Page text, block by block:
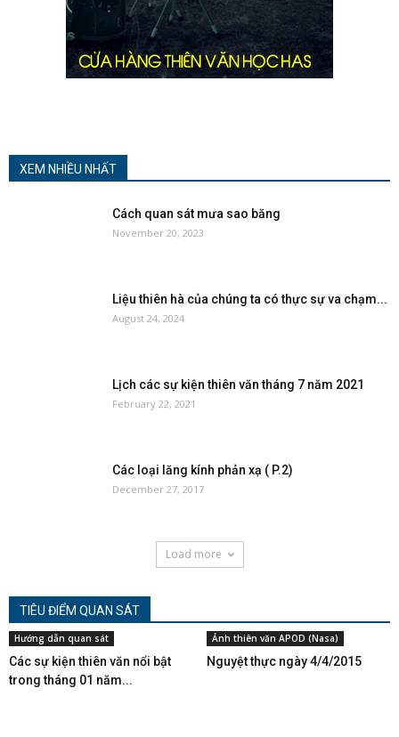
XEM NHIỀU NHẤT
Cách quan sát mưa sao băng
November 20, 2023
Liệu thiên hà của chúng ta có thực sự va chạm...
August 24, 2024
Lịch các sự kiện thiên văn tháng 7 năm 2021
February 22, 2021
Các loại lăng kính phản xạ ( P.2)
December 27, 2017
Load more
TIÊU ĐIỂM QUAN SÁT
Hướng dẫn quan sát
Các sự kiện thiên văn nổi bật
trong tháng 01 năm...
Ảnh thiên văn APOD (Nasa)
Nguyệt thực ngày 4/4/2015